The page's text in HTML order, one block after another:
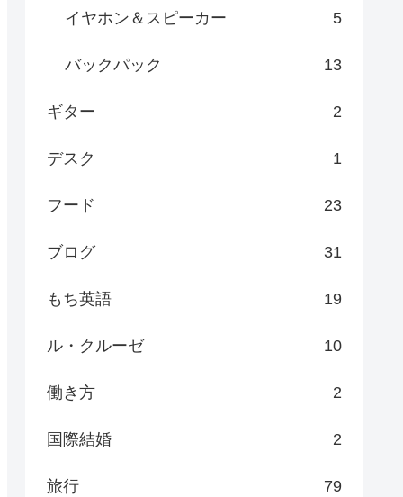
イヤホン＆スピーカー 5
バックパック 13
ギター 2
デスク 1
フード 23
ブログ 31
もち英語 19
ル・クルーゼ 10
働き方 2
国際結婚 2
旅行 79